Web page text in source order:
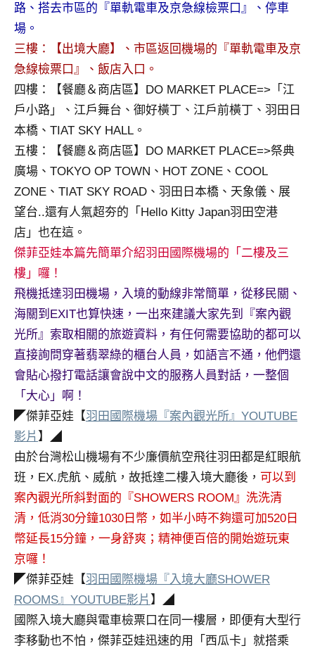
業
講
座、
部
落
客
及
旅
遊
雜
誌
專
欄、
觀
光
合
作
達
人
對
★
路、搭去市區的『單軌電車及京急線檢票口』、停車
場。
三樓：【出境大廳】、市區返回機場的『單軌電車及京
急線檢票口』、飯店入口。
四樓：【餐廳＆商店區】DO MARKET PLACE=>「江
戶小路」、江戶舞台、御好橫丁、江戶前橫丁、羽田日
本橋、TIAT SKY HALL。
五樓：【餐廳＆商店區】DO MARKET PLACE=>祭典
廣場、TOKYO OP TOWN、HOT ZONE、COOL
ZONE、TIAT SKY ROAD、羽田日本橋、天象儀、展
望台..還有人氣超夯的「Hello Kitty Japan羽田空港
店」也在這。
傑菲亞娃本篇先簡單介紹羽田國際機場的「二樓及三
樓」囉！
飛機抵達羽田機場，入境的動線非常簡單，從移民關、
海關到EXIT也算快速，一出來建議大家先到『案內觀
光所』索取相關的旅遊資料，有任何需要協助的都可以
直接詢問穿著翡翠綠的櫃台人員，如語言不通，他們還
會貼心撥打電話讓會說中文的服務人員對話，一整個
「大心」啊！
◤傑菲亞娃【羽田國際機場『案內觀光所』YOUTUBE
影片 】◢
由於台灣松山機場有不少廉價航空飛往羽田都是紅眼航
班，EX.虎航、威航，故抵達二樓入境大廳後， 可以到
案內觀光所斜對面的『SHOWERS ROOM』洗洗清
清，低消30分鐘1030日幣，如半小時不夠還可加520日
幣延長15分鐘，一身舒爽；精神便百倍的開始遊玩東
京囉！
◤傑菲亞娃【羽田國際機場『入境大廳SHOWER
ROOMS』YOUTUBE影片 】◢
國際入境大廳與電車檢票口在同一樓層，即便有大型行
李移動也不怕，傑菲亞娃迅速的用「西瓜卡」就搭乘